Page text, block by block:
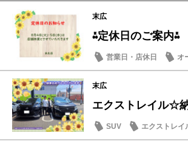
末広
⁂定休日のご案内⁂
営業日・店休日 オ
末広
エクストレイル☆
SUV エクストレイ